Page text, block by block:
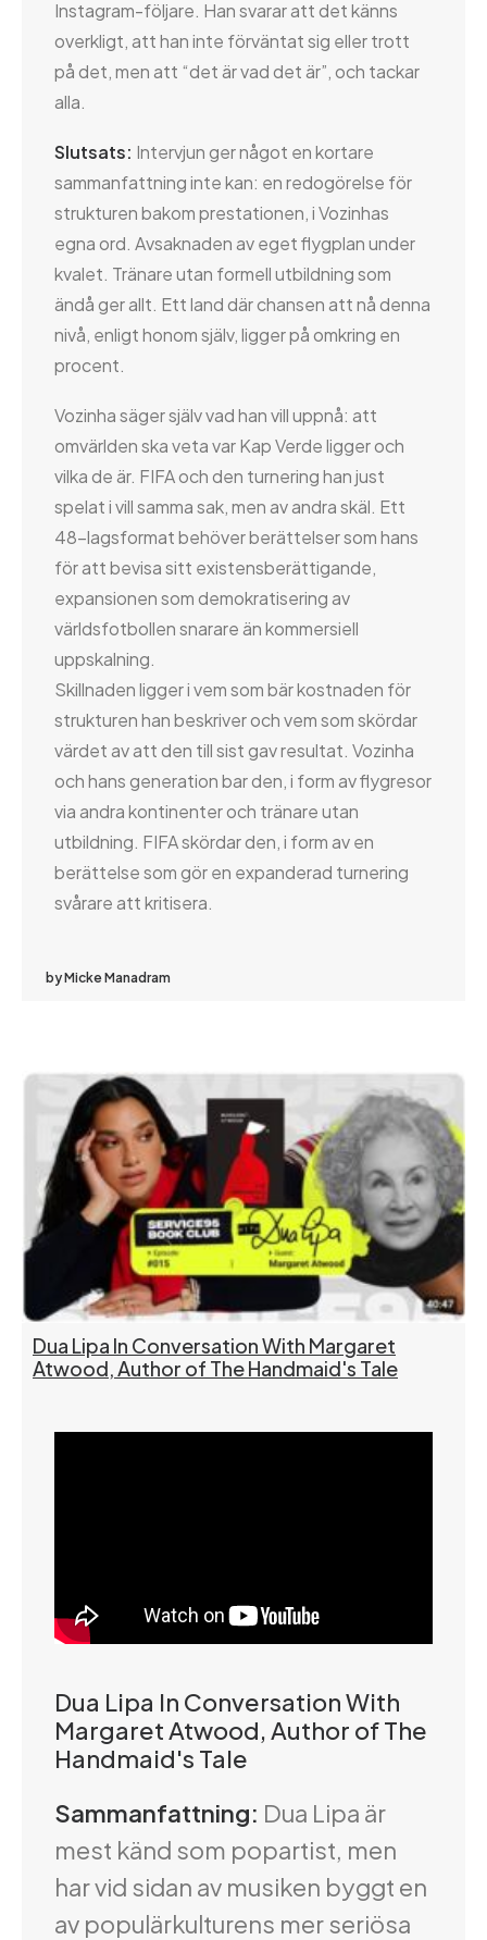
Instagram-följare. Han svarar att det känns
overkligt, att han inte förväntat sig eller trott
på det, men att “det är vad det är”, och tackar
alla.
Slutsats: Intervjun ger något en kortare
sammanfattning inte kan: en redogörelse för
strukturen bakom prestationen, i Vozinhas
egna ord. Avsaknaden av eget flygplan under
kvalet. Tränare utan formell utbildning som
ändå ger allt. Ett land där chansen att nå denna
nivå, enligt honom själv, ligger på omkring en
procent.
Vozinha säger själv vad han vill uppnå: att
omvärlden ska veta var Kap Verde ligger och
vilka de är. FIFA och den turnering han just
spelat i vill samma sak, men av andra skäl. Ett
48-lagsformat behöver berättelser som hans
för att bevisa sitt existensberättigande,
expansionen som demokratisering av
världsfotbollen snarare än kommersiell
uppskalning.
Skillnaden ligger i vem som bär kostnaden för
strukturen han beskriver och vem som skördar
värdet av att den till sist gav resultat. Vozinha
och hans generation bar den, i form av flygresor
via andra kontinenter och tränare utan
utbildning. FIFA skördar den, i form av en
berättelse som gör en expanderad turnering
svårare att kritisera.
by Micke Manadram
Dua Lipa In Conversation With Margaret
Atwood, Author of The Handmaid's Tale
Dua Lipa In Conversation With
Margaret Atwood, Author of The
Handmaid's Tale
Sammanfattning: Dua Lipa är
mest känd som popartist, men
har vid sidan av musiken byggt en
av populärkulturens mer seriösa